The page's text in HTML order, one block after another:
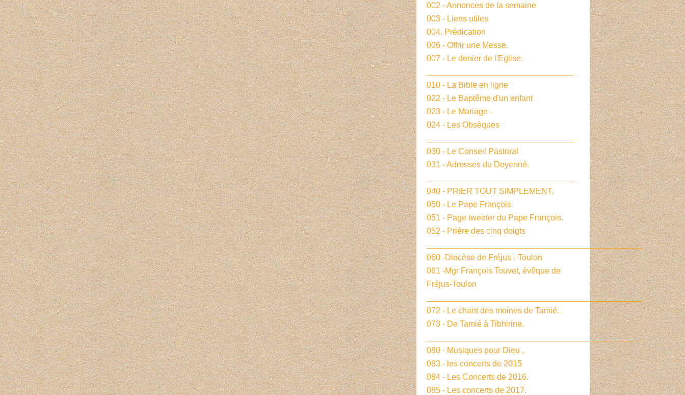
002 - Annonces de la semaine
003 - Liens utiles
004. Prédication
006 - Offrir une Messe.
007 - Le denier de l'Eglise.
010 - La Bible en ligne
022 - Le Baptême d'un enfant
023 - Le Mariage -
024 - Les Obsèques
030 - Le Conseil Pastoral
031 - Adresses du Doyenné.
040 - PRIER TOUT SIMPLEMENT.
050 - Le Pape François
051 - Page tweeter du Pape François.
052 - Prière des cinq doigts
_______________________________________________
060 -Diocèse de Fréjus - Toulon
061 -Mgr François Touvet, évêque de
Fréjus-Toulon
_______________________________________________
072 - Le chant des moines de Tamié.
073 - De Tamié à Tibhirine.
______________________________________________
080 - Musiques pour Dieu .
083 - les concerts de 2015
084 - Les Concerts de 2016.
085 - Les concerts de 2017.